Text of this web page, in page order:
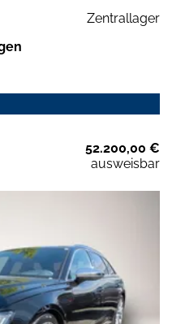
Zentrallager
52.200,00 €
ausweisbar